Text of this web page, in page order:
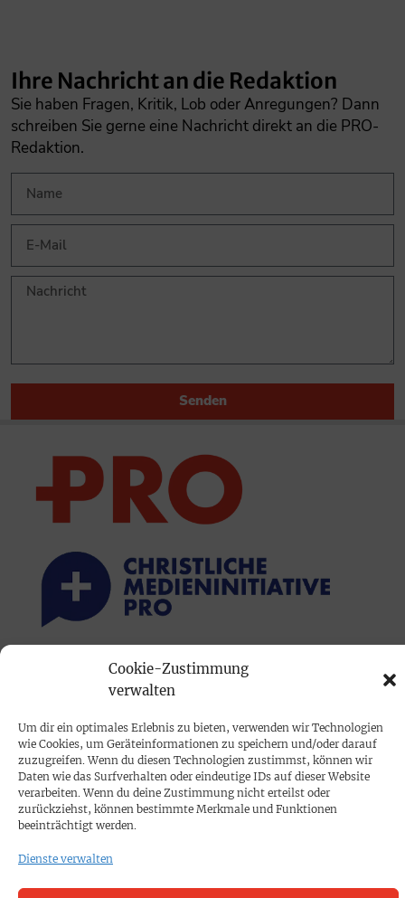
Cookie-Zustimmung
verwalten
Um dir ein optimales Erlebnis zu bieten, verwenden wir Technologien
wie Cookies, um Geräteinformationen zu speichern und/oder darauf
zuzugreifen. Wenn du diesen Technologien zustimmst, können wir
Daten wie das Surfverhalten oder eindeutige IDs auf dieser Website
verarbeiten. Wenn du deine Zustimmung nicht erteilst oder
zurückziehst, können bestimmte Merkmale und Funktionen
beeinträchtigt werden.
Dienste verwalten
Ihre Nachricht an die Redaktion
Sie haben Fragen, Kritik, Lob oder Anregungen? Dann
schreiben Sie gerne eine Nachricht direkt an die PRO-
Redaktion.
Senden
PRINTAUSGABE
PROKOMPAKT
Impressum
SPENDEN
Datenschutz